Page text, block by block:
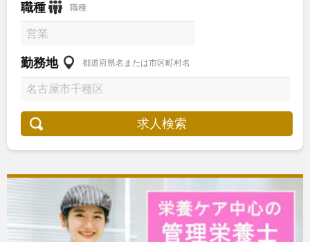
職種 職種
勤務地 都道府県名または市区町村名
求人検索